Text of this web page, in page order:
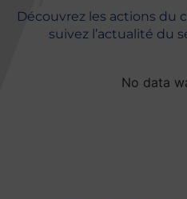
Découvrez les actions du
suivez l’actualité du
No data